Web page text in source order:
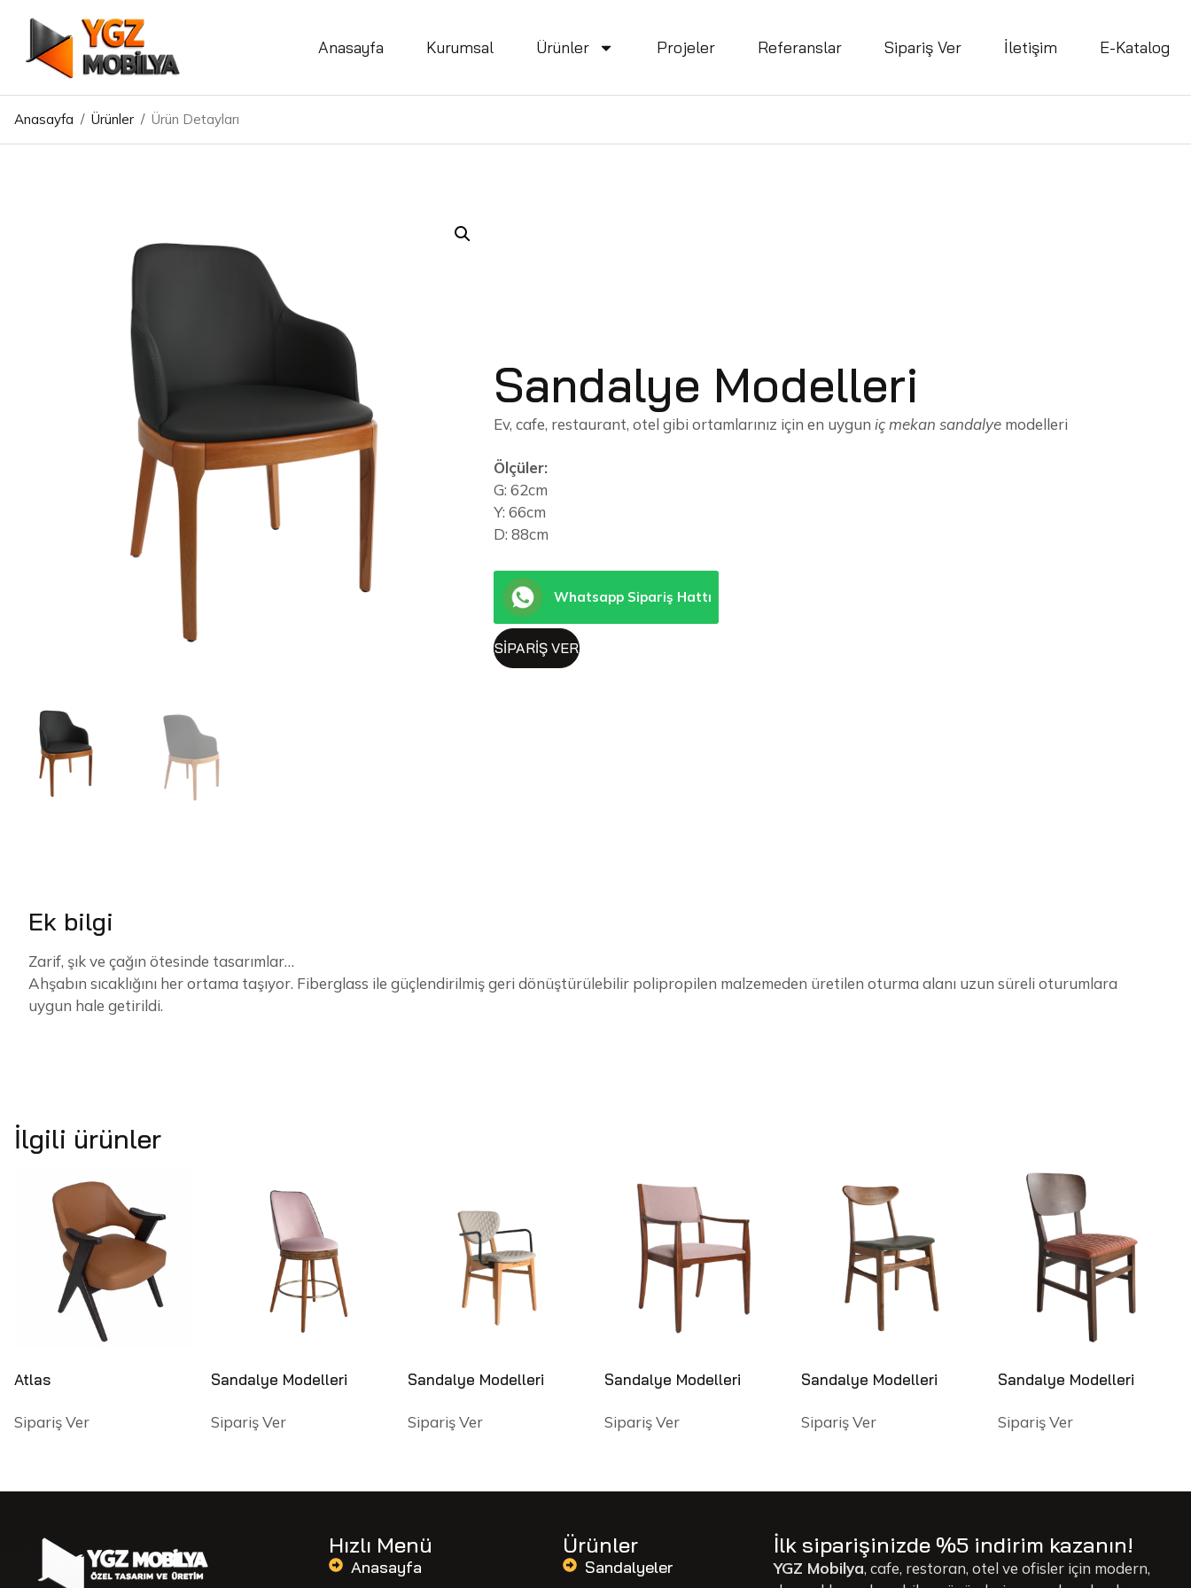
Anasayfa Kurumsal Ürünler Projeler Referanslar Sipariş Ver İletişim E-Katalog
Anasayfa / Ürünler / Ürün Detayları
Sandalye Modelleri
Ev, cafe, restaurant, otel gibi ortamlarınız için en uygun iç mekan sandalyemodelleri
Ölçüler:
G: 62cm
Y: 66cm
D: 88cm
Whatsapp Sipariş Hattı
SIPARIŞ VER
Ek bilgi
Zarif, şık ve çağın ötesinde tasarımlar…
Ahşabın sıcaklığını her ortama taşıyor. Fiberglass ile güçlendirilmiş geri dönüştürülebilir polipropilen malzemeden üretilen oturma alanı uzun süreli oturumlara
uygun hale getirildi.
İlgili ürünler
Atlas
Sipariş Ver
Sandalye Modelleri
Sipariş Ver
Sandalye Modelleri
Sipariş Ver
Sandalye Modelleri
Sipariş Ver
Sandalye Modelleri
Sipariş Ver
Sandalye Modelleri
Sipariş Ver
Hızlı Menü
Anasayfa
Ürünler
Sandalyeler
İlk siparişinizde %5 indirim kazanın!
YGZ Mobilya, cafe, restoran, otel ve ofisler için modern,